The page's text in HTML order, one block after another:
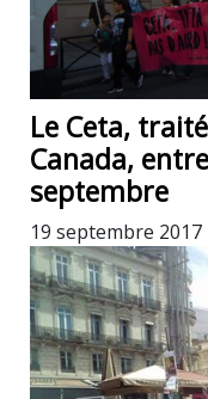
Le Ceta,
Canada,
septembre
19 septembre 2017